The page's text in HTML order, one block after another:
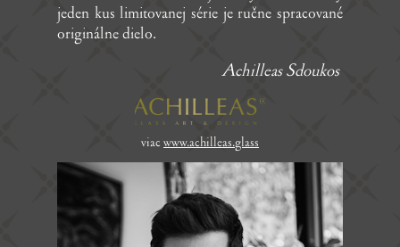
jeden kus limitovanej série je ručne spracované
originálne dielo.
Achilleas Sdoukos
viac www.achilleas.glass